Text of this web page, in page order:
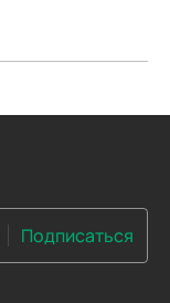
Подписаться